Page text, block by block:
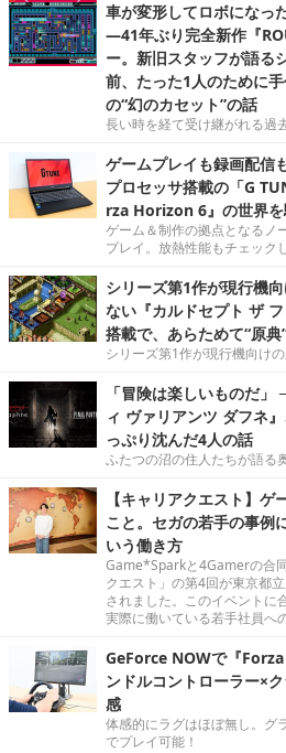
車が変形してロボになっ
―41年ぶり完全新作『
ー。新旧スタッフが語る
前、たった1人のために
の“幻のカセット”の話
長い時を経て受け継がれる過
ゲームプレイも録画配
プロセッサ搭載の「G
rza Horizon 6』の世界を
ゲーム＆制作の拠点となるノ
プレイ。放熱性能もチェック
シリーズ第1作が現行機
ない『カルドセプト ザ
搭載で、あらためて“原
シリーズ第1作が現行機向け
「冒険は楽しいものだ
ィ ヴァリアンツ ダフネ
っぷり沈んだ4人の話
ふたつの沼の住人たちが語る
【キャリアクエスト】
こと。セガの若手の事例
いう働き方
Game*Sparkと4Gamerの合
クエスト」の第4回が東京都
されました。このイベントに
実際に働いている若手社員へ
GeForce NOWで『
ンドルコントローラー×
感
体感的にラグはほぼ無し。グ
でプレイ可能！